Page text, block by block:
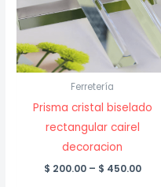
Ferretería
Prisma cristal biselado
rectangular cairel
decoracion
$ 200.00 – $ 450.00Price